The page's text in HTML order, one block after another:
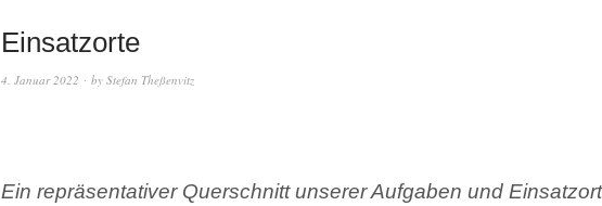
Einsatzorte
4. Januar 2022 by Stefan Theßenvitz
Ein repräsentativer Querschnitt unserer Aufgaben und